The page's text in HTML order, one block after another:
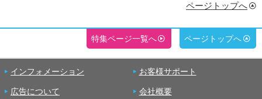
ページトップへ
特集ページ一覧へ ページトップへ
インフォメーション お客様サポート
広告について 会社概要